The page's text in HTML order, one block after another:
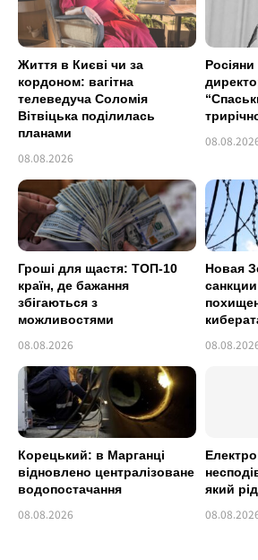
Життя в Києві чи за
кордоном: вагітна
телеведуча Соломія
Вітвіцька поділилась
планами
08.08.2026
Гроші для щастя: ТОП-10
країн, де бажання
збігаються з
можливостями
08.08.2026
Новая
Корецький: в Марганці
відновлено централізоване
водопостачання
08.08.2026
який